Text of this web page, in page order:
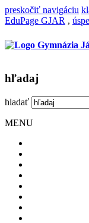
preskočiť navigáciu
EduPage GJAR ,
hľadaj
hladať
MENU